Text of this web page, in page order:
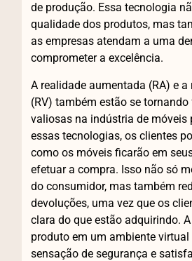
de produção. Essa tecnologia
qualidade dos produtos, mas
as empresas atendam a uma
comprometer a excelência.
A realidade aumentada (RA) e
(RV) também estão se
valiosas na indústria de móveis
essas tecnologias, os clientes
como os móveis ficarão em
efetuar a compra. Isso não só
do consumidor, mas também
devoluções, uma vez que os
clara do que estão adquirindo.
produto em um ambiente
sensação de segurança e